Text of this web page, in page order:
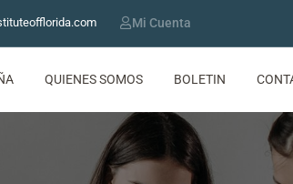
Mi Cuenta
QUIENES SOMOS BOLETIN